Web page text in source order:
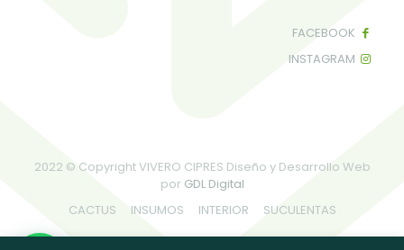
FACEBOOK
INSTAGRAM
2022 © Copyright VIVERO CIPRES Diseño y Desarrollo Web
por GDL Digital
CACTUS
INSUMOS INTERIOR SUCULENTAS